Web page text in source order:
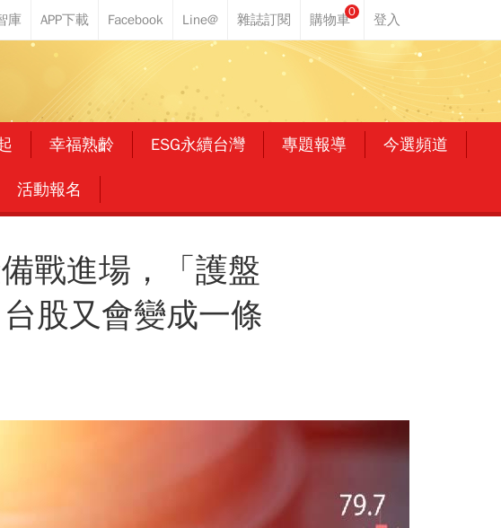
0
幸福熟齡 ESG永續台灣 專題報導 今選頻道
活動報名
戰進場，「護盤
股又會變成一條